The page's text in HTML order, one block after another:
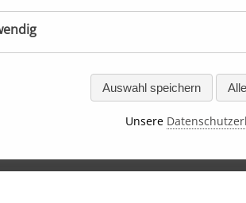
Auswahl speichern
Unsere